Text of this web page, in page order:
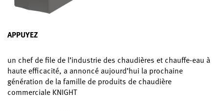
APPUYEZ
un chef de file de l’industrie des chaudières et chauffe-eau à
haute efficacité, a annoncé aujourd’hui la prochaine
génération de la famille de produits de chaudière
commerciale KNIGHT